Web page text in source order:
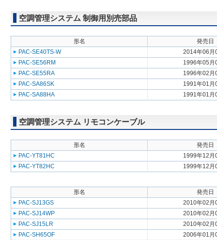
空調管理システム 制御用別売部品
形名
発売日
PAC-SE40TS-W
2014年06月
PAC-SE56RM
1996年05月
PAC-SE55RA
1996年02月
PAC-SA86SK
1991年01月
PAC-SA88HA
1991年01月
空調管理システム リモコンケーブル
形名
発売日
PAC-YT81HC
1999年12月
PAC-YT82HC
1999年12月
形名
発売日
PAC-SJ13GS
2010年02月
PAC-SJ14WP
2010年02月
PAC-SJ15LR
2010年02月
PAC-SH65OF
2006年01月